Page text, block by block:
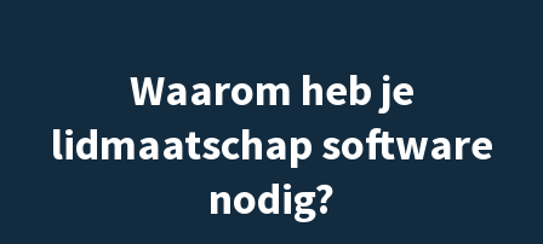
Waarom heb je
lidmaatschap software
nodig?